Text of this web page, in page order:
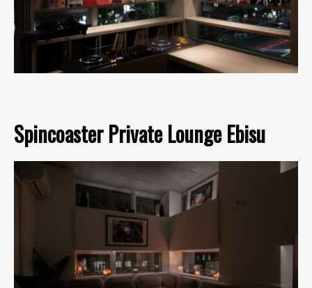
Spincoaster Private Lounge Ebisu